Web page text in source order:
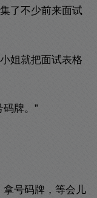
了不少前来面试
姐就把面试表格
牌。”
拿号码牌，等会儿